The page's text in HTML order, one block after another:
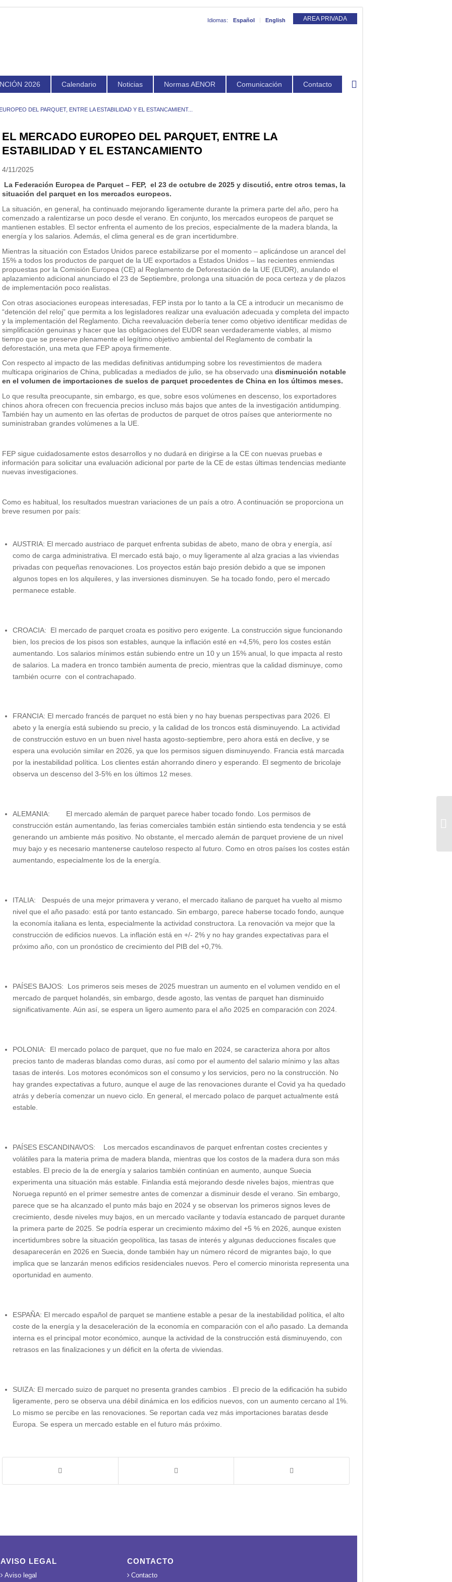
AREA PRIVADA
Idiomas: Español English
2026 Calendario Noticias Normas AENOR Comunicación Contacto
DEL PARQUET, ENTRE LA ESTABILIDAD Y EL ESTANCAMIENT...
EL MERCADO EUROPEO DEL PARQUET, ENTRE LA
ESTABILIDAD Y EL ESTANCAMIENTO
4/11/2025
La Federación Europea de Parquet – FEP, el 23 de octubre de 2025 y discutió, entre otros temas, la
situación del parquet en los mercados europeos.
La situación, en general, ha continuado mejorando ligeramente durante la primera parte del año, pero ha
comenzado a ralentizarse un poco desde el verano. En conjunto, los mercados europeos de parquet se
mantienen estables. El sector enfrenta el aumento de los precios, especialmente de la madera blanda, la
energía y los salarios. Además, el clima general es de gran incertidumbre.
Mientras la situación con Estados Unidos parece estabilizarse por el momento – aplicándose un arancel del
15% a todos los productos de parquet de la UE exportados a Estados Unidos – las recientes enmiendas
propuestas por la Comisión Europea (CE) al Reglamento de Deforestación de la UE (EUDR), anulando el
aplazamiento adicional anunciado el 23 de Septiembre, prolonga una situación de poca certeza y de plazos
de implementación poco realistas.
Con otras asociaciones europeas interesadas, FEP insta por lo tanto a la CE a introducir un mecanismo de
“detención del reloj” que permita a los legisladores realizar una evaluación adecuada y completa del impacto
y la implementación del Reglamento. Dicha reevaluación debería tener como objetivo identificar medidas de
simplificación genuinas y hacer que las obligaciones del EUDR sean verdaderamente viables, al mismo
tiempo que se preserve plenamente el legítimo objetivo ambiental del Reglamento de combatir la
deforestación, una meta que FEP apoya firmemente.
Con respecto al impacto de las medidas definitivas antidumping sobre los revestimientos de madera
multicapa originarios de China, publicadas a mediados de julio, se ha observado una disminución notable
en el volumen de importaciones de suelos de parquet procedentes de China en los últimos meses.
Lo que resulta preocupante, sin embargo, es que, sobre esos volúmenes en descenso, los exportadores
chinos ahora ofrecen con frecuencia precios incluso más bajos que antes de la investigación antidumping.
También hay un aumento en las ofertas de productos de parquet de otros países que anteriormente no
suministraban grandes volúmenes a la UE.
FEP sigue cuidadosamente estos desarrollos y no dudará en dirigirse a la CE con nuevas pruebas e
información para solicitar una evaluación adicional por parte de la CE de estas últimas tendencias mediante
nuevas investigaciones.
Como es habitual, los resultados muestran variaciones de un país a otro. A continuación se proporciona un
breve resumen por país:
AUSTRIA: El mercado austriaco de parquet enfrenta subidas de abeto, mano de obra y energía, así
como de carga administrativa. El mercado está bajo, o muy ligeramente al alza gracias a las viviendas
privadas con pequeñas renovaciones. Los proyectos están bajo presión debido a que se imponen
algunos topes en los alquileres, y las inversiones disminuyen. Se ha tocado fondo, pero el mercado
permanece estable.
CROACIA: El mercado de parquet croata es positivo pero exigente. La construcción sigue funcionando
bien, los precios de los pisos son estables, aunque la inflación esté en +4,5%, pero los costes están
aumentando. Los salarios mínimos están subiendo entre un 10 y un 15% anual, lo que impacta al resto
de salarios. La madera en tronco también aumenta de precio, mientras que la calidad disminuye, como
también ocurre con el contrachapado.
FRANCIA: El mercado francés de parquet no está bien y no hay buenas perspectivas para 2026. El
abeto y la energía está subiendo su precio, y la calidad de los troncos está disminuyendo. La actividad
de construcción estuvo en un buen nivel hasta agosto-septiembre, pero ahora está en declive, y se
espera una evolución similar en 2026, ya que los permisos siguen disminuyendo. Francia está marcada
por la inestabilidad política. Los clientes están ahorrando dinero y esperando. El segmento de bricolaje
observa un descenso del 3-5% en los últimos 12 meses.
ALEMANIA: El mercado alemán de parquet parece haber tocado fondo. Los permisos de
construcción están aumentando, las ferias comerciales también están sintiendo esta tendencia y se está
generando un ambiente más positivo. No obstante, el mercado alemán de parquet proviene de un nivel
muy bajo y es necesario mantenerse cauteloso respecto al futuro. Como en otros países los costes están
aumentando, especialmente los de la energía.
ITALIA: Después de una mejor primavera y verano, el mercado italiano de parquet ha vuelto al mismo
nivel que el año pasado: está por tanto estancado. Sin embargo, parece haberse tocado fondo, aunque
la economía italiana es lenta, especialmente la actividad constructora. La renovación va mejor que la
construcción de edificios nuevos. La inflación está en +/- 2% y no hay grandes expectativas para el
próximo año, con un pronóstico de crecimiento del PIB del +0,7%.
PAÍSES BAJOS: Los primeros seis meses de 2025 muestran un aumento en el volumen vendido en el
mercado de parquet holandés, sin embargo, desde agosto, las ventas de parquet han disminuido
significativamente. Aún así, se espera un ligero aumento para el año 2025 en comparación con 2024.
POLONIA: El mercado polaco de parquet, que no fue malo en 2024, se caracteriza ahora por altos
precios tanto de maderas blandas como duras, así como por el aumento del salario mínimo y las altas
tasas de interés. Los motores económicos son el consumo y los servicios, pero no la construcción. No
hay grandes expectativas a futuro, aunque el auge de las renovaciones durante el Covid ya ha quedado
atrás y debería comenzar un nuevo ciclo. En general, el mercado polaco de parquet actualmente está
estable.
PAÍSES ESCANDINAVOS: Los mercados escandinavos de parquet enfrentan costes crecientes y
volátiles para la materia prima de madera blanda, mientras que los costos de la madera dura son más
estables. El precio de la de energía y salarios también continúan en aumento, aunque Suecia
experimenta una situación más estable. Finlandia está mejorando desde niveles bajos, mientras que
Noruega repuntó en el primer semestre antes de comenzar a disminuir desde el verano. Sin embargo,
parece que se ha alcanzado el punto más bajo en 2024 y se observan los primeros signos leves de
crecimiento, desde niveles muy bajos, en un mercado vacilante y todavía estancado de parquet durante
la primera parte de 2025. Se podría esperar un crecimiento máximo del +5 % en 2026, aunque existen
incertidumbres sobre la situación geopolítica, las tasas de interés y algunas deducciones fiscales que
desaparecerán en 2026 en Suecia, donde también hay un número récord de migrantes bajo, lo que
implica que se lanzarán menos edificios residenciales nuevos. Pero el comercio minorista representa una
oportunidad en aumento.
ESPAÑA: El mercado español de parquet se mantiene estable a pesar de la inestabilidad política, el alto
coste de la energía y la desaceleración de la economía en comparación con el año pasado. La demanda
interna es el principal motor económico, aunque la actividad de la construcción está disminuyendo, con
retrasos en las finalizaciones y un déficit en la oferta de viviendas.
SUIZA: El mercado suizo de parquet no presenta grandes cambios . El precio de la edificación ha subido
ligeramente, pero se observa una débil dinámica en los edificios nuevos, con un aumento cercano al 1%.
Lo mismo se percibe en las renovaciones. Se reportan cada vez más importaciones baratas desde
Europa. Se espera un mercado estable en el futuro más próximo.
AVISO LEGAL
Aviso legal
CONTACTO
Contacto